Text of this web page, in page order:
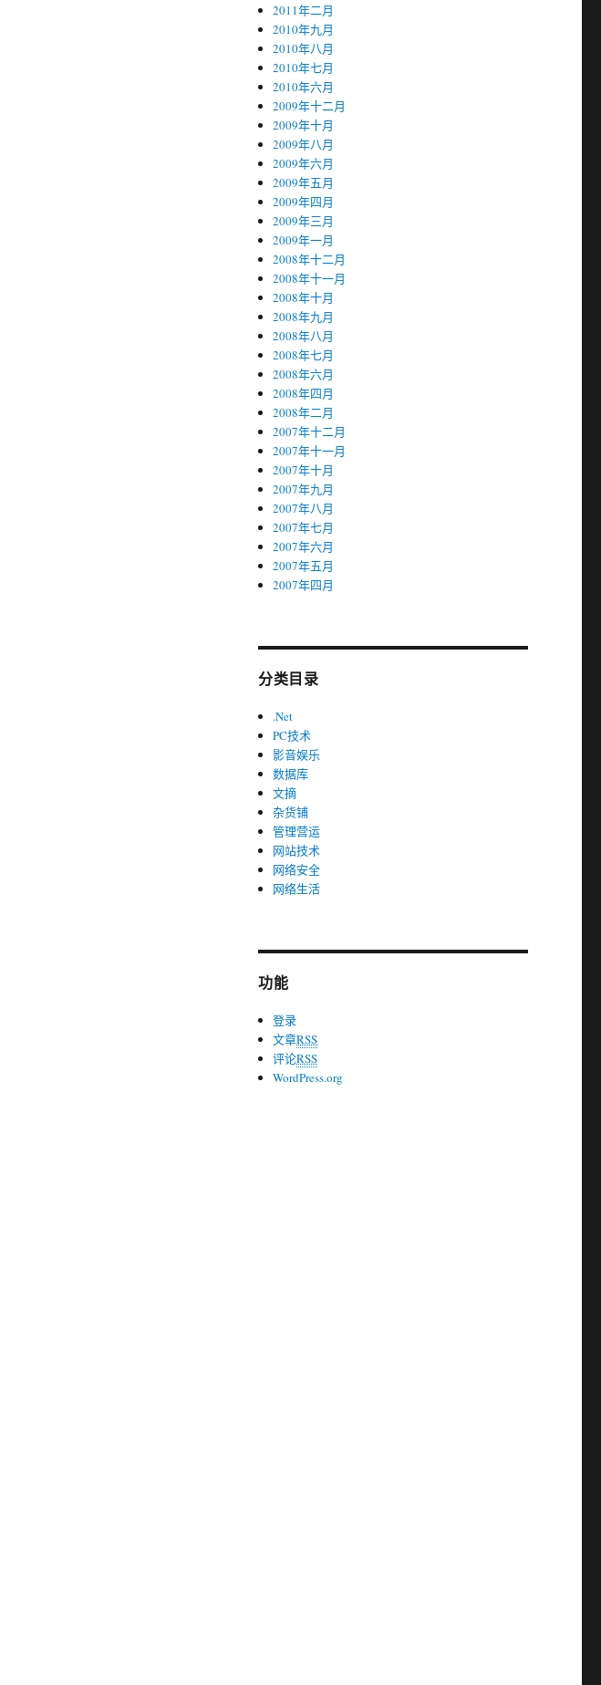
2011年二月
2010年九月
2010年八月
2010年七月
2010年六月
2009年十二月
2009年十月
2009年八月
2009年六月
2009年五月
2009年四月
2009年三月
2009年一月
2008年十二月
2008年十一月
2008年十月
2008年九月
2008年八月
2008年七月
2008年六月
2008年四月
2008年二月
2007年十二月
2007年十一月
2007年十月
2007年九月
2007年八月
2007年七月
2007年六月
2007年五月
2007年四月
分类目录
.Net
PC技术
影音娱乐
数据库
文摘
杂货铺
管理营运
网站技术
网络安全
网络生活
功能
登录
文章RSS
评论RSS
WordPress.org